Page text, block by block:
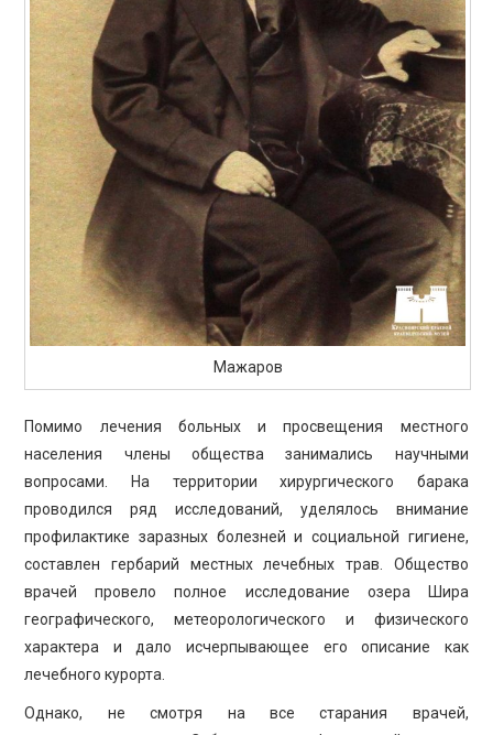
Мажаров
Помимо лечения больных и просвещения местного
населения члены общества занимались научными
вопросами. На территории хирургического барака
проводился ряд исследований, уделялось внимание
профилактике заразных болезней и социальной гигиене,
составлен гербарий местных лечебных трав. Общество
врачей провело полное исследование озера Шира
географического, метеорологического и физического
характера и дало исчерпывающее его описание как
лечебного курорта.
Однако, не смотря на все старания врачей,